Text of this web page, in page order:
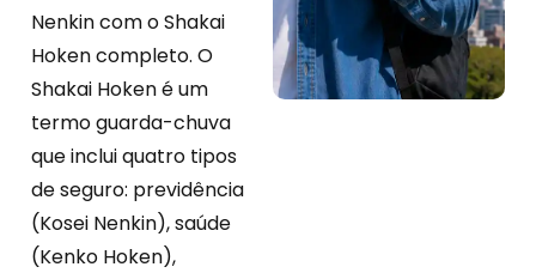
Nenkin com o Shakai
Hoken completo. O
Shakai Hoken é um
termo guarda-chuva
que inclui quatro tipos
de seguro: previdência
(Kosei Nenkin), saúde
(Kenko Hoken),